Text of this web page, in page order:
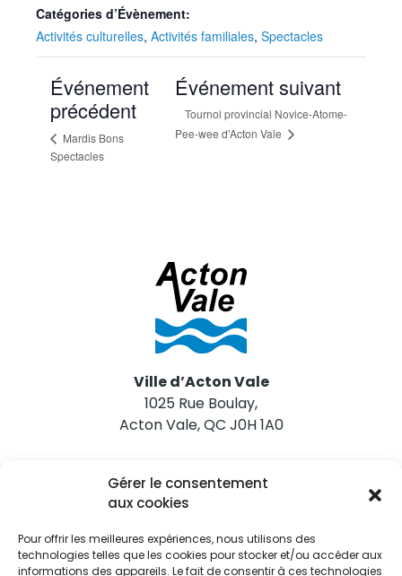
Gérer le consentement
aux cookies
Pour offrir les meilleures expériences, nous utilisons des
technologies telles que les cookies pour stocker et/ou accéder aux
informations des appareils. Le fait de consentir à ces technologies
Catégories d’Évènement:
Activités culturelles, Activités familiales, Spectacles
Événement
précédent
Mardis Bons
Spectacles
Événement suivant
Tournoi provincial Novice-Atome-
Pee-wee d’Acton Vale
Ville d’Acton Vale
1025 Rue Boulay,
Acton Vale, QC J0H 1A0
Nous joindre
Tél. 450 546-2703